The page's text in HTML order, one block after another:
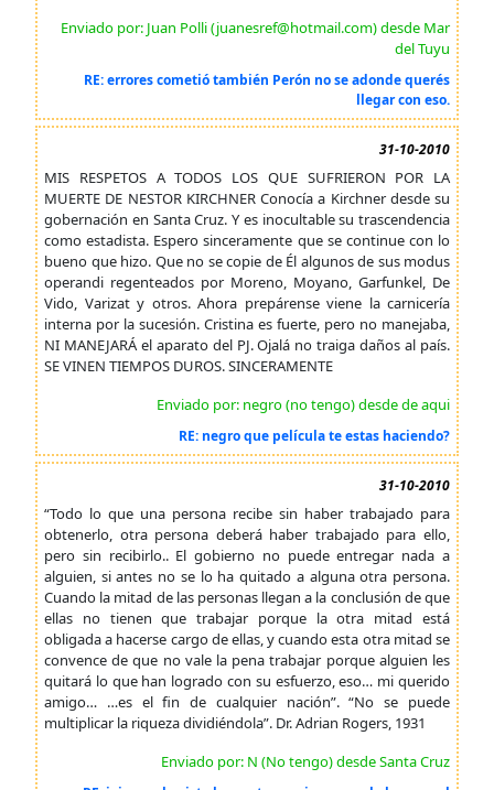
Enviado por: Juan Polli (juanesref@hotmail.com) desde Mar
del Tuyu
RE: errores cometió también Perón no se adonde querés
llegar con eso.
31-10-2010
MIS RESPETOS A TODOS LOS QUE SUFRIERON POR LA
MUERTE DE NESTOR KIRCHNER Conocía a Kirchner desde su
gobernación en Santa Cruz. Y es inocultable su trascendencia
como estadista. Espero sinceramente que se continue con lo
bueno que hizo. Que no se copie de Él algunos de sus modus
operandi regenteados por Moreno, Moyano, Garfunkel, De
Vido, Varizat y otros. Ahora prepárense viene la carnicería
interna por la sucesión. Cristina es fuerte, pero no manejaba,
NI MANEJARÁ el aparato del PJ. Ojalá no traiga daños al país.
SE VINEN TIEMPOS DUROS. SINCERAMENTE
Enviado por: negro (no tengo) desde de aqui
RE: negro que película te estas haciendo?
31-10-2010
“Todo lo que una persona recibe sin haber trabajado para
obtenerlo, otra persona deberá haber trabajado para ello,
pero sin recibirlo.. El gobierno no puede entregar nada a
alguien, si antes no se lo ha quitado a alguna otra persona.
Cuando la mitad de las personas llegan a la conclusión de que
ellas no tienen que trabajar porque la otra mitad está
obligada a hacerse cargo de ellas, y cuando esta otra mitad se
convence de que no vale la pena trabajar porque alguien les
quitará lo que han logrado con su esfuerzo, eso… mi querido
amigo… …es el fin de cualquier nación”. “No se puede
multiplicar la riqueza dividiéndola”. Dr. Adrian Rogers, 1931
Enviado por: N (No tengo) desde Santa Cruz